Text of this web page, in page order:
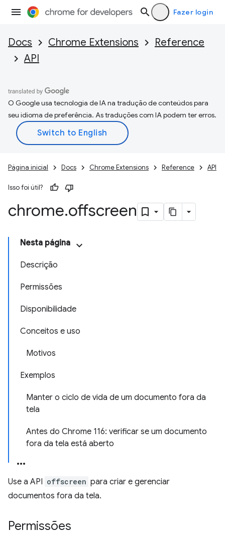
Fazer login
Docs Chrome Extensions
Reference
API
O Google usa tecnologia de IA na tradução de conteúdos para
seu idioma de preferência. As traduções com IA podem ter erros.
Página inicial Docs Chrome Extensions Reference API
Isso foi útil?
chrome.offscreen
Nesta página
Descrição
Permissões
Disponibilidade
Conceitos e uso
Motivos
Exemplos
Manter o ciclo de vida de um documento fora da
tela
Antes do Chrome 116: verificar se um documento
fora da tela está aberto
Use a API offscreen para criar e gerenciar
documentos fora da tela.
Permissões